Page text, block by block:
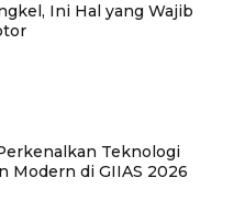
Ini Hal yang Wajib
Teknologi
Modern di GIIAS 2026